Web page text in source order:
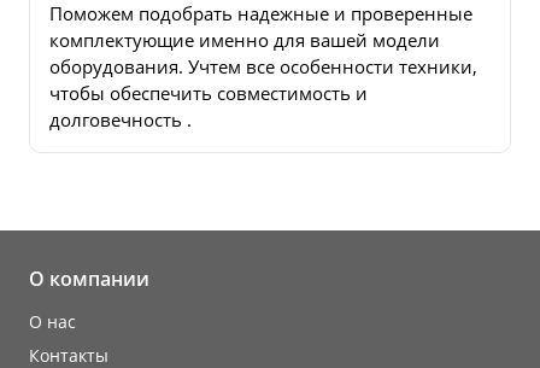
Поможем подобрать надежные и проверенные
комплектующие именно для вашей модели
оборудования. Учтем все особенности техники,
чтобы обеспечить совместимость и
долговечность .
О компании
О нас
Контакты